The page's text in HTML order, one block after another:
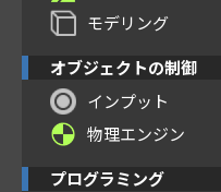
モデリング
オブジェクトの制御
インプット
物理エンジン
プログラミング